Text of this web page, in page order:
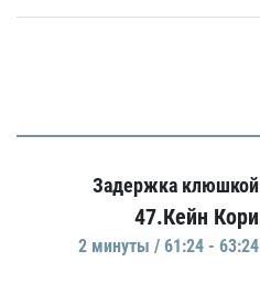
Задержка клюшкой
47.Кейн Кори
2 минуты / 61:24 - 63:24